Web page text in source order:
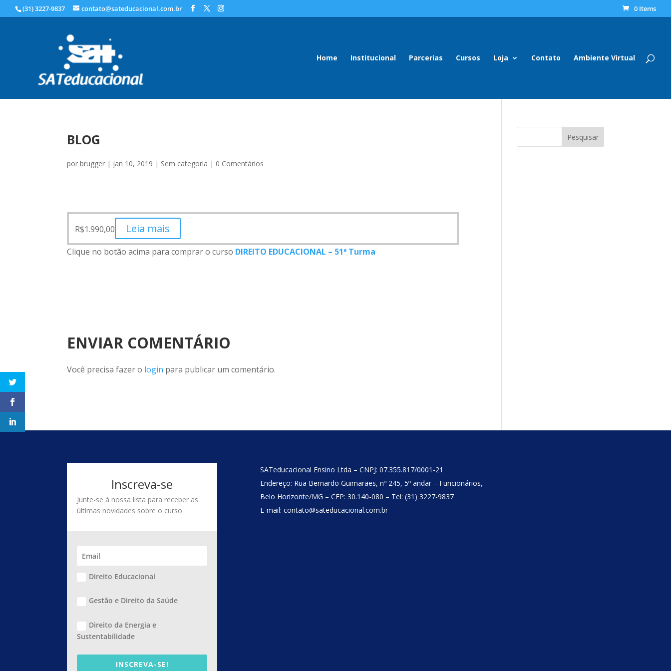
(31) 3227-9837 contato@sateducacional.com.br 0 Items
Home Institucional Parcerias Cursos Loja Contato Ambiente Virtual
BLOG
porbrugger | jan 10, 2019 | Sem categoria | 0 Comentários
R$1.990,00 Leia mais
Clique no botão acima para comprar o curso DIREITO EDUCACIONAL – 51ª Turma
ENVIAR COMENTÁRIO
Você precisa fazer o login para publicar um comentário.
Inscreva-se
Junte-se à nossa lista para receber as
últimas novidades sobre o curso
Direito Educacional
Gestão e Direito da Saúde
Direito da Energia e
Sustentabilidade
INSCREVA-SE!
SATeducacional Ensino Ltda – CNPJ: 07.355.817/0001-21
Endereço: Rua Bernardo Guimarães, nº 245, 5º andar – Funcionários,
Belo Horizonte/MG – CEP: 30.140-080 – Tel: (31) 3227-9837
E-mail: contato@sateducacional.com.br